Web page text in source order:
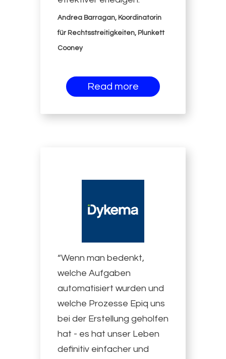
Andrea Barragan, Koordinatorin
für Rechtsstreitigkeiten, Plunkett
Cooney
Read more
“Wenn man bedenkt,
welche Aufgaben
automatisiert wurden und
welche Prozesse Epiq uns
bei der Erstellung geholfen
hat - es hat unser Leben
definitiv einfacher und